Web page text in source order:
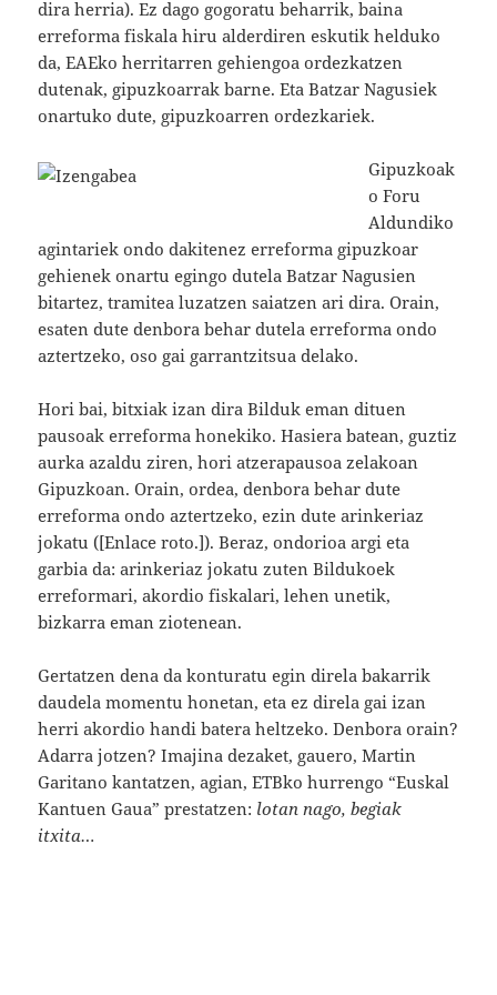
dira herria). Ez dago gogoratu beharrik, baina
erreforma fiskala hiru alderdiren eskutik helduko
da, EAEko herritarren gehiengoa ordezkatzen
dutenak, gipuzkoarrak barne. Eta Batzar Nagusiek
onartuko dute, gipuzkoarren ordezkariek.
Gipuzkoak
o Foru
Aldundiko
agintariek ondo dakitenez erreforma gipuzkoar
gehienek onartu egingo dutela Batzar Nagusien
bitartez, tramitea luzatzen saiatzen ari dira. Orain,
esaten dute denbora behar dutela erreforma ondo
aztertzeko, oso gai garrantzitsua delako.
Hori bai, bitxiak izan dira Bilduk eman dituen
pausoak erreforma honekiko. Hasiera batean, guztiz
aurka azaldu ziren, hori atzerapausoa zelakoan
Gipuzkoan. Orain, ordea, denbora behar dute
erreforma ondo aztertzeko, ezin dute arinkeriaz
jokatu ([Enlace roto.]). Beraz, ondorioa argi eta
garbia da: arinkeriaz jokatu zuten Bildukoek
erreformari, akordio fiskalari, lehen unetik,
bizkarra eman ziotenean.
Gertatzen dena da konturatu egin direla bakarrik
daudela momentu honetan, eta ez direla gai izan
herri akordio handi batera heltzeko. Denbora orain?
Adarra jotzen? Imajina dezaket, gauero, Martin
Garitano kantatzen, agian, ETBko hurrengo “Euskal
Kantuen Gaua” prestatzen: lotan nago, begiak
itxita…